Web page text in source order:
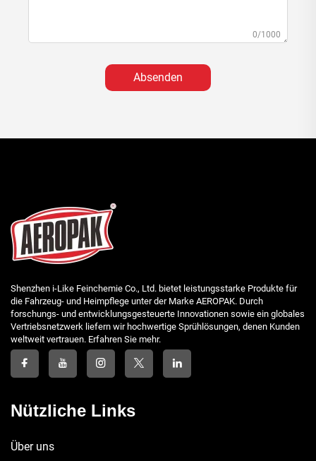
0/1000
Absenden
Shenzhen i-Like Feinchemie Co., Ltd. bietet leistungsstarke Produkte für
die Fahrzeug- und Heimpflege unter der Marke AEROPAK. Durch
forschungs- und entwicklungsgesteuerte Innovationen sowie ein globales
Vertriebsnetzwerk liefern wir hochwertige Sprühlösungen, denen Kunden
weltweit vertrauen. Erfahren Sie mehr.
Nützliche Links
Über uns